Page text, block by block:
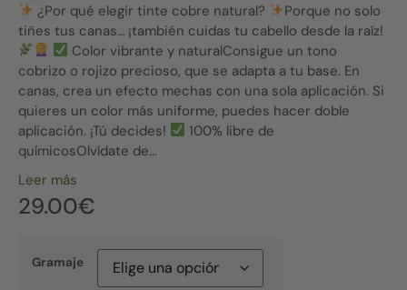
¿Por qué elegir tinte cobre natural?
Porque no solo
tiñes tus canas… ¡también cuidas tu cabello desde la raíz!
Color vibrante y naturalConsigue un tono
cobrizo o rojizo precioso, que se adapta a tu base. En
canas, crea un efecto mechas con una sola aplicación. Si
quieres un color más uniforme, puedes hacer doble
aplicación. ¡Tú decides!
100% libre de
químicosOlvídate de...
Leer más
29.00€
Gramaje